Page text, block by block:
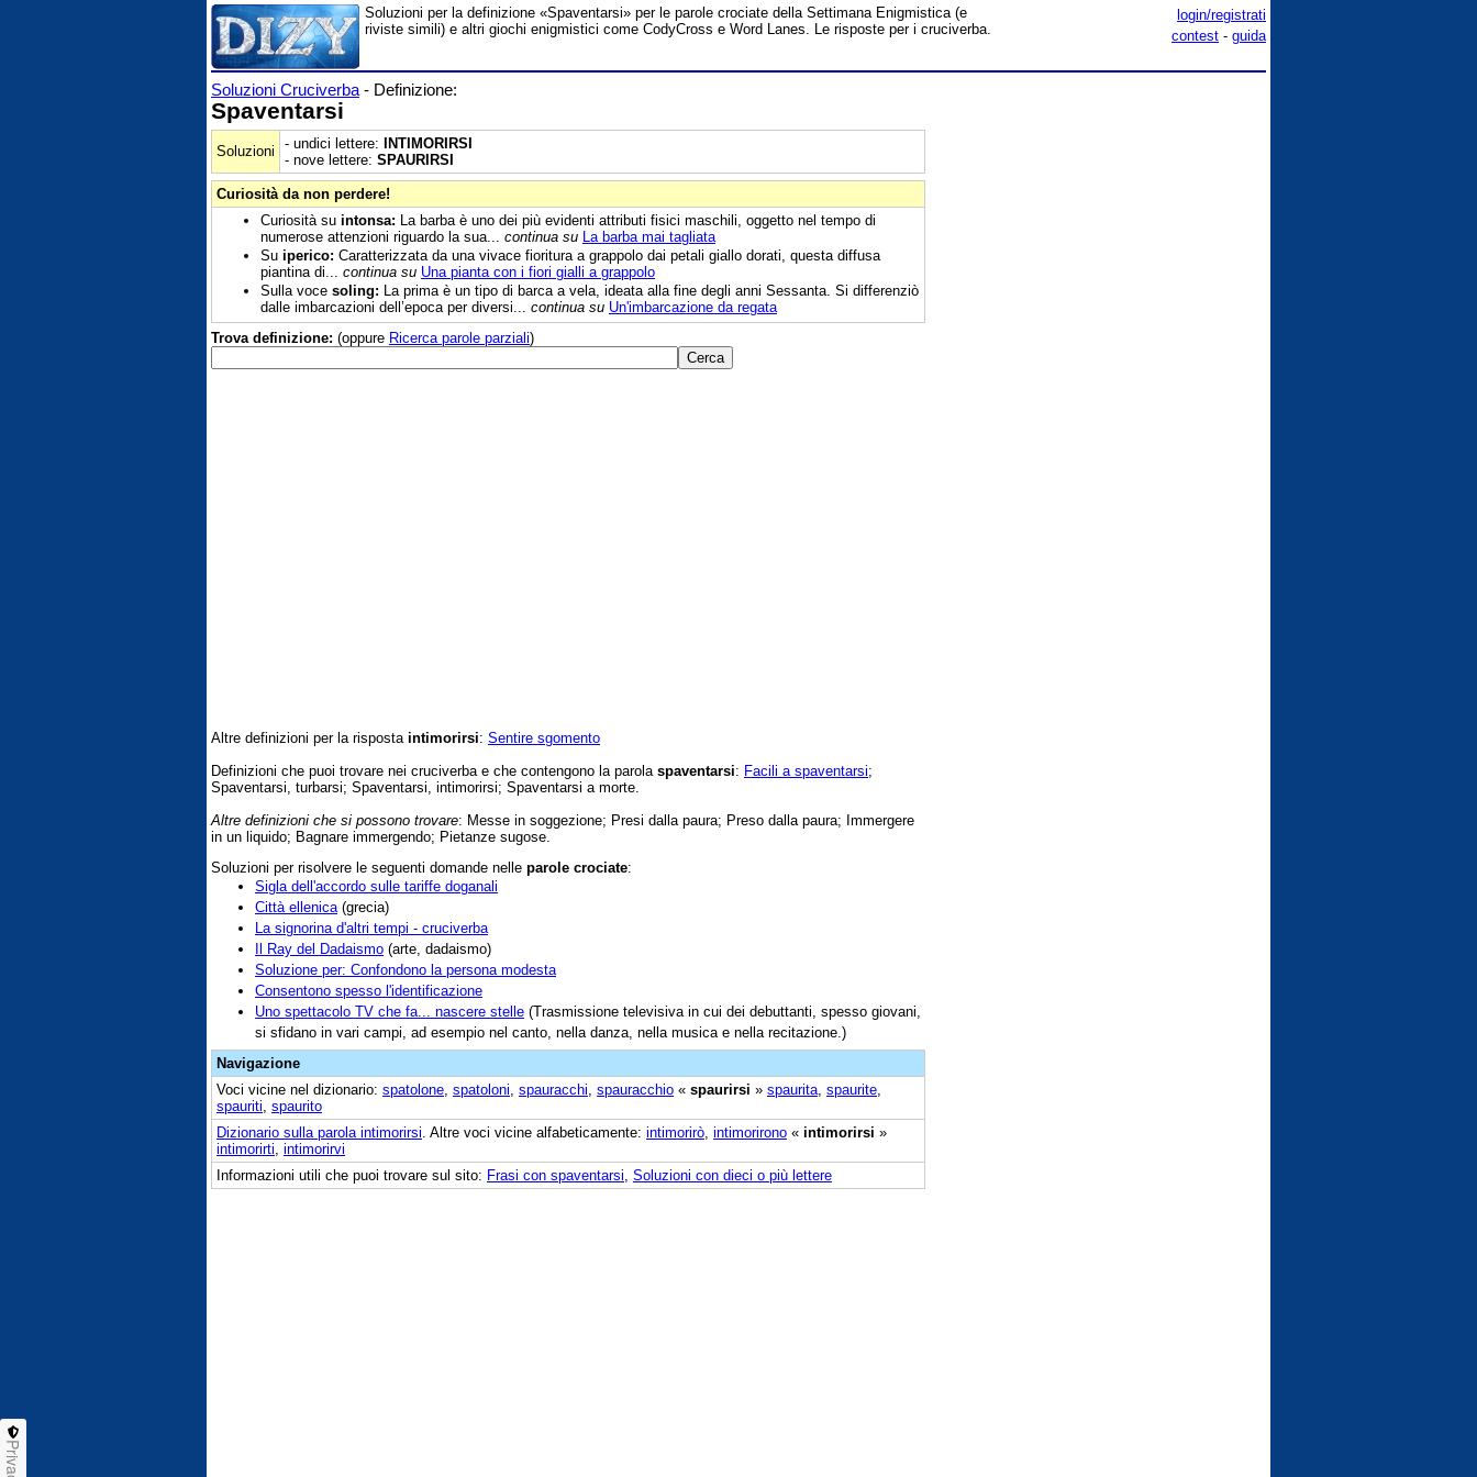
login/registrati
contest - guida
Soluzioni per la definizione «Spaventarsi» per le parole crociate della Settimana Enigmistica (e
riviste simili) e altri giochi enigmistici come CodyCross e Word Lanes. Le risposte per i cruciverba.
Soluzioni Cruciverba - Definizione:
Spaventarsi
Soluzioni - undici lettere: INTIMORIRSI
- nove lettere: SPAURIRSI
Curiosità da non perdere!
Curiosità su intonsa: La barba è uno dei più evidenti attributi fisici maschili, oggetto nel tempo di
numerose attenzioni riguardo la sua... continua su La barba mai tagliata
Su iperico: Caratterizzata da una vivace fioritura a grappolo dai petali giallo dorati, questa diffusa
piantina di... continua su Una pianta con i fiori gialli a grappolo
Sulla voce soling: La prima è un tipo di barca a vela, ideata alla fine degli anni Sessanta. Si differenziò
dalle imbarcazioni dell’epoca per diversi... continua su Un'imbarcazione da regata
Trova definizione: (oppure Ricerca parole parziali)
Altre definizioni per la risposta intimorirsi: Sentire sgomento
Definizioni che puoi trovare nei cruciverba e che contengono la parola spaventarsi: Facili a spaventarsi;
Spaventarsi, turbarsi; Spaventarsi, intimorirsi; Spaventarsi a morte.
Altre definizioni che si possono trovare: Messe in soggezione; Presi dalla paura; Preso dalla paura; Immergere
in un liquido; Bagnare immergendo; Pietanze sugose.
Soluzioni per risolvere le seguenti domande nelle parole crociate:
Sigla dell'accordo sulle tariffe doganali
Città ellenica (grecia)
La signorina d'altri tempi - cruciverba
Il Ray del Dadaismo (arte, dadaismo)
Soluzione per: Confondono la persona modesta
Consentono spesso l'identificazione
Uno spettacolo TV che fa... nascere stelle (Trasmissione televisiva in cui dei debuttanti, spesso giovani,
si sfidano in vari campi, ad esempio nel canto, nella danza, nella musica e nella recitazione.)
Navigazione
Voci vicine nel dizionario: spatolone spatoloni spauracchi spauracchio « spaurirsi » spaurita spaurite
spauriti spaurito
Dizionario sulla parola intimorirsi . Altre voci vicine alfabeticamente: intimorirò intimorirono « intimorirsi »
intimorirti intimorirvi
Informazioni utili che puoi trovare sul sito: Frasi con spaventarsi Soluzioni con dieci o più lettere
Privacy